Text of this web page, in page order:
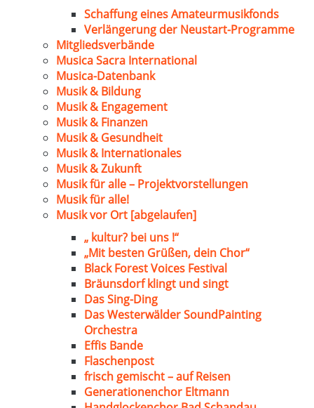
Schaffung eines Amateurmusikfonds
Verlängerung der Neustart-Programme
Mitgliedsverbände
Musica Sacra International
Musica-Datenbank
Musik & Bildung
Musik & Engagement
Musik & Finanzen
Musik & Gesundheit
Musik & Internationales
Musik & Zukunft
Musik für alle – Projektvorstellungen
Musik für alle!
Musik vor Ort [abgelaufen]
„ kultur? bei uns !“
„Mit besten Grüßen, dein Chor“
Black Forest Voices Festival
Bräunsdorf klingt und singt
Das Sing-Ding
Das Westerwälder SoundPainting
Orchestra
Effis Bande
Flaschenpost
frisch gemischt – auf Reisen
Generationenchor Eltmann